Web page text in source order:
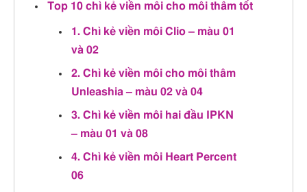
Top 10 chì kẻ viền môi cho môi thâm tốt
1. Chì kẻ viền môi Clio – màu 01
và 02
2. Chì kẻ viền môi cho môi thâm
Unleashia – màu 02 và 04
3. Chì kẻ viền môi hai đầu IPKN
– màu 01 và 08
4. Chì kẻ viền môi Heart Percent
06